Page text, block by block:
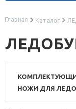
Главная Каталог
НОЖИ ДЛЯ